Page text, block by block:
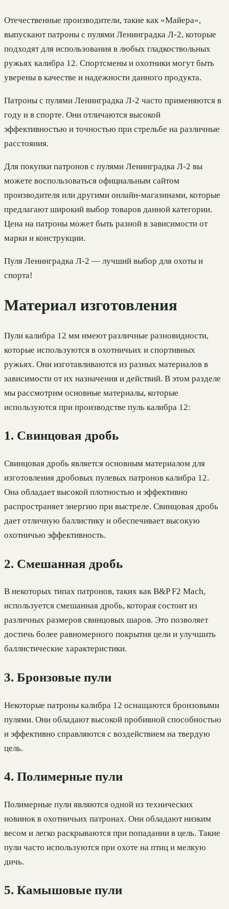
Отечественные производители, такие как «Майера»,
выпускают патроны с пулями Ленинградка Л-2, которые
подходят для использования в любых гладкоствольных
ружьях калибра 12. Спортсмены и охотники могут быть
уверены в качестве и надежности данного продукта.
Патроны с пулями Ленинградка Л-2 часто применяются в
году и в спорте. Они отличаются высокой
эффективностью и точностью при стрельбе на различные
расстояния.
Для покупки патронов с пулями Ленинградка Л-2 вы
можете воспользоваться официальным сайтом
производителя или другими онлайн-магазинами, которые
предлагают широкий выбор товаров данной категории.
Цена на патроны может быть разной в зависимости от
марки и конструкции.
Пуля Ленинградка Л-2 — лучший выбор для охоты и
спорта!
Материал изготовления
Пули калибра 12 мм имеют различные разновидности,
которые используются в охотничьих и спортивных
ружьях. Они изготавливаются из разных материалов в
зависимости от их назначения и действий. В этом разделе
мы рассмотрим основные материалы, которые
используются при производстве пуль калибра 12:
1. Свинцовая дробь
Свинцовая дробь является основным материалом для
изготовления дробовых пулевых патронов калибра 12.
Она обладает высокой плотностью и эффективно
распространяет энергию при выстреле. Свинцовая дробь
дает отличную баллистику и обеспечивает высокую
охотничью эффективность.
2. Смешанная дробь
В некоторых типах патронов, таких как B&P F2 Mach,
используется смешанная дробь, которая состоит из
различных размеров свинцовых шаров. Это позволяет
достичь более равномерного покрытия цели и улучшить
баллистические характеристики.
3. Бронзовые пули
Некоторые патроны калибра 12 оснащаются бронзовыми
пулями. Они обладают высокой пробивной способностью
и эффективно справляются с воздействием на твердую
цель.
4. Полимерные пули
Полимерные пули являются одной из технических
новинок в охотничьих патронах. Они обладают низким
весом и легко раскрываются при попадании в цель. Такие
пули часто используются при охоте на птиц и мелкую
дичь.
5. Камышовые пули